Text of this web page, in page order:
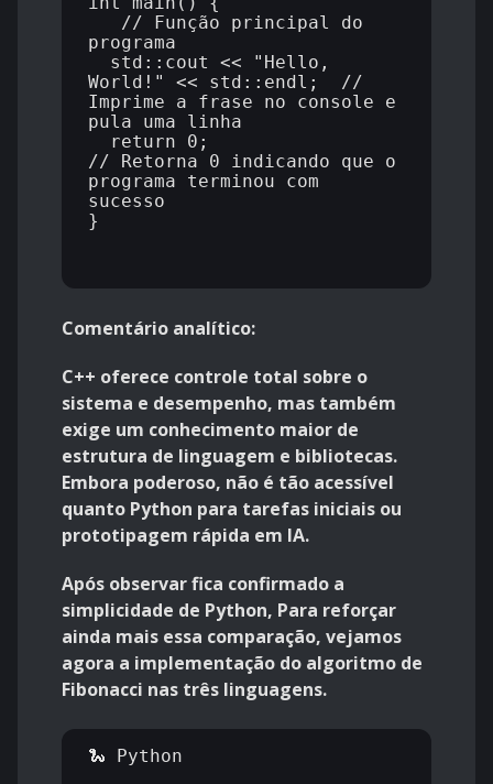
// Função principal do
programa
std::cout << "Hello,
World!" << std::endl;  //
Imprime a frase no console e
pula uma linha
return 0;
// Retorna 0 indicando que o
programa terminou com
sucesso
}
Comentário analítico:
C++ oferece controle total sobre o
sistema e desempenho, mas também
exige um conhecimento maior de
estrutura de linguagem e bibliotecas.
Embora poderoso, não é tão acessível
quanto Python para tarefas iniciais ou
prototipagem rápida em IA.
Após observar fica confirmado a
simplicidade de Python, Para reforçar
ainda mais essa comparação, vejamos
agora a implementação do algoritmo de
Fibonacci nas três linguagens.
🐍 Python